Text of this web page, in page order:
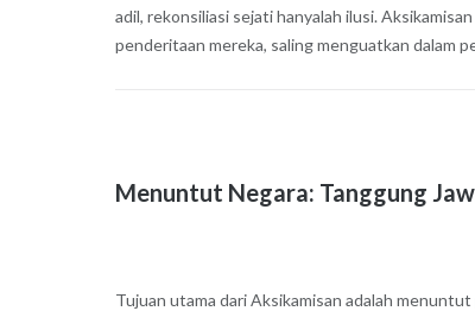
adil, rekonsiliasi sejati hanyalah ilusi.
penderitaan mereka, saling menguatkan dalam
Menuntut Negara: Tanggung
Tujuan utama dari Aksikamisan adalah